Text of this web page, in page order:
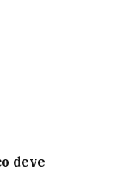
deve